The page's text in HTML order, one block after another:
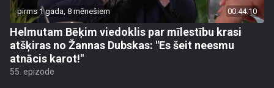
pirms 1 gada, 8 mēnešiem 00:44:10
Helmutam Bēķim viedoklis par mīlestību krasi
atšķiras no Žannas Dubskas: "Es šeit neesmu
atnācis karot!"
55. epizode